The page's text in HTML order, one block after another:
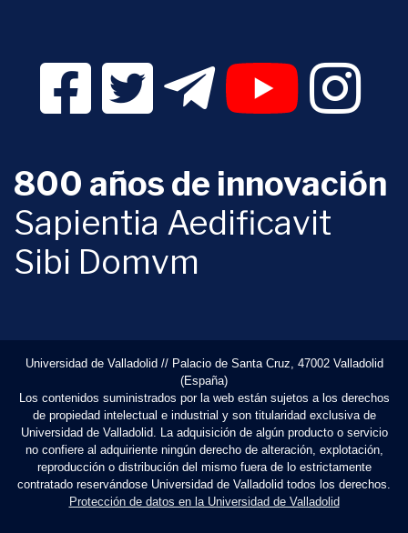
Facebook Digital UVa (se abrirá en una nueva
Twitter Digital UVa (se abrirá en una
Telegram Digital UVa (se
YouTube Digital
800 años de innovación
Sapientia Aedificavit
Sibi Domvm
Universidad de Valladolid // Palacio de Santa Cruz, 47002 Valladolid
(España)
Los contenidos suministrados por la web están sujetos a los derechos
de propiedad intelectual e industrial y son titularidad exclusiva de
Universidad de Valladolid. La adquisición de algún producto o servicio
no confiere al adquiriente ningún derecho de alteración, explotación,
reproducción o distribución del mismo fuera de lo estrictamente
contratado reservándose Universidad de Valladolid todos los derechos.
Protección de datos en la Universidad de Valladolid